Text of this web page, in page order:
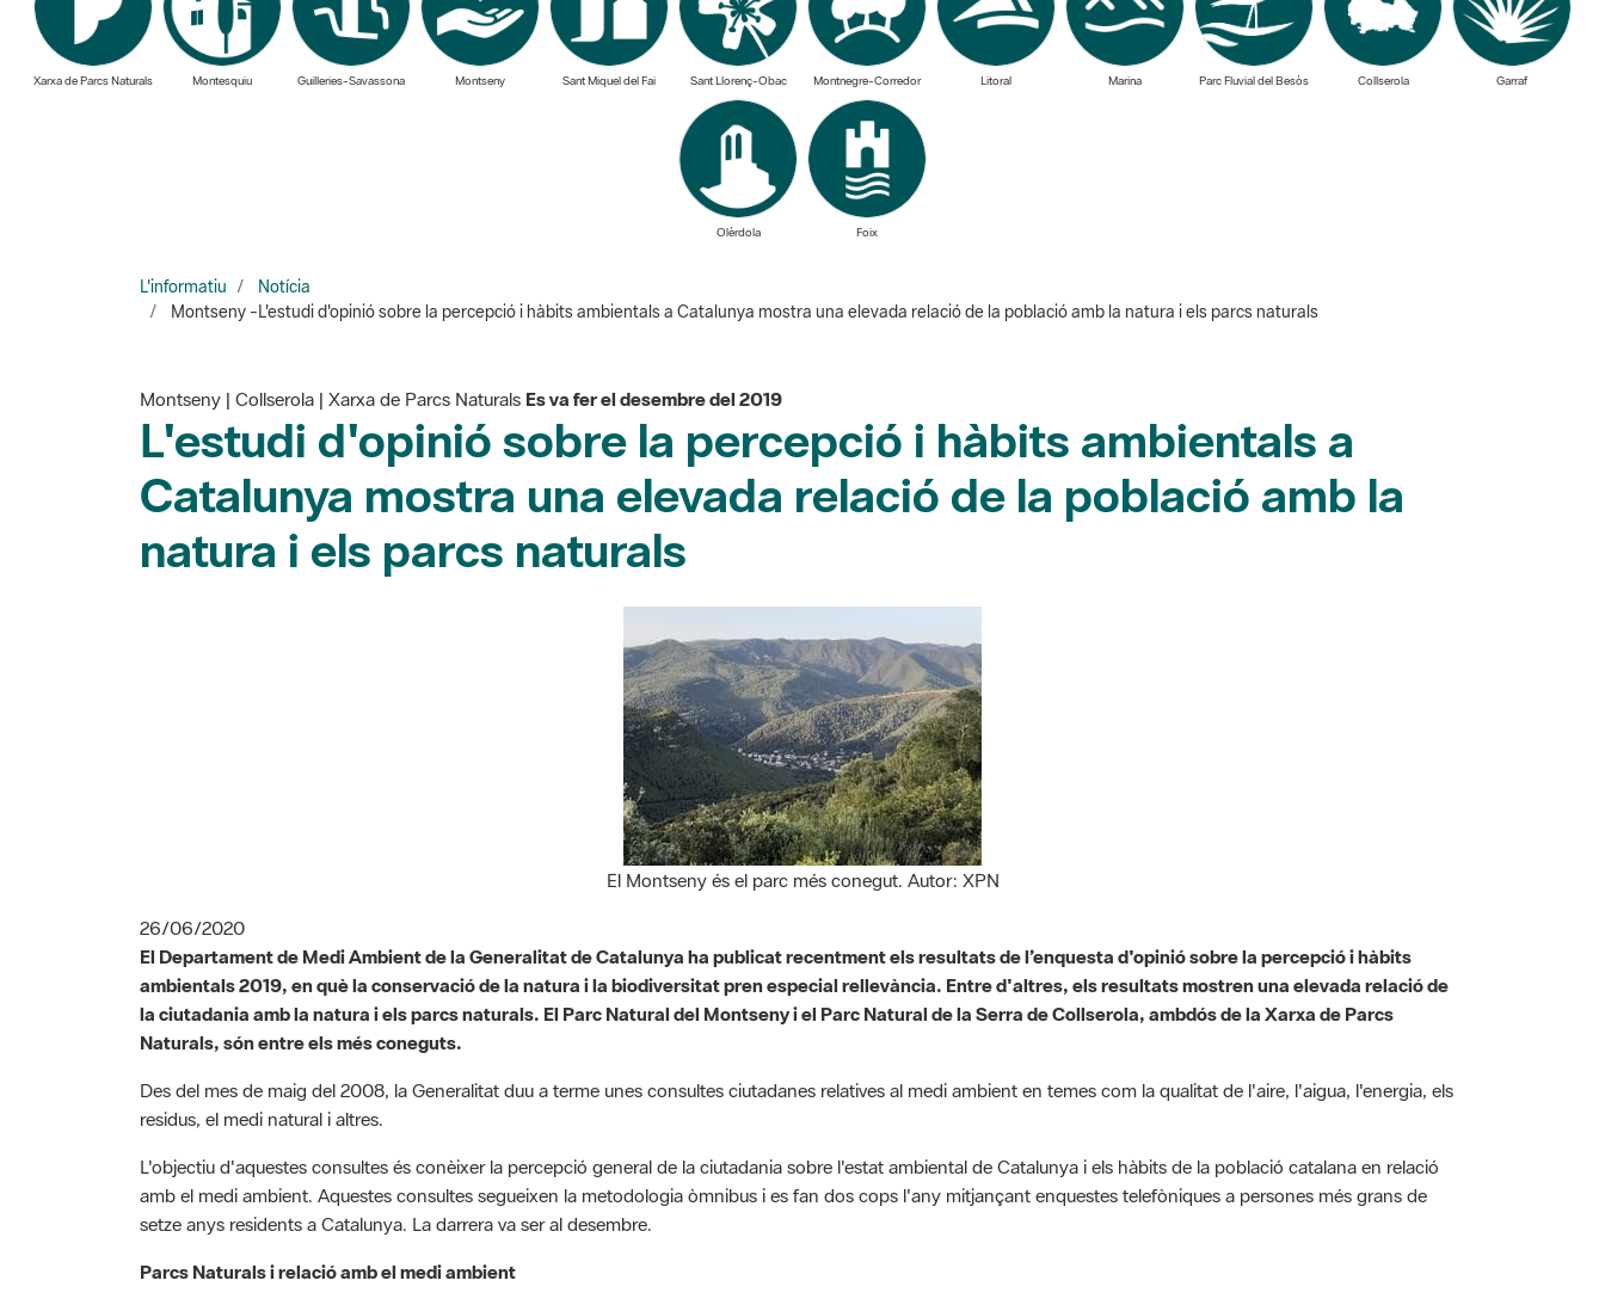
Xarxa de Parcs Naturals Montesquiu Guilleries-Savassona Montseny Sant Miquel del Fai Sant Llorenç-Obac Montnegre-Corredor Litoral Marina Parc Fluvial del Besòs Collserola Garraf
Olèrdola Foix
L'informatiu
Notícia
Montseny -L'estudi d'opinió sobre la percepció i hàbits ambientals a Catalunya mostra una elevada relació de la població amb la natura i els parcs naturals
Montseny | Collserola | Xarxa de Parcs Naturals Es va fer el desembre del 2019
L'estudi d'opinió sobre la percepció i hàbits ambientals a
Catalunya mostra una elevada relació de la població amb la
natura i els parcs naturals
El Montseny és el parc més conegut. Autor: XPN
26/06/2020
El Departament de Medi Ambient de la Generalitat de Catalunya ha publicat recentment els resultats de l’enquesta d'opinió sobre la percepció i hàbits
ambientals 2019, en què la conservació de la natura i la biodiversitat pren especial rellevància. Entre d'altres, els resultats mostren una elevada relació de
la ciutadania amb la natura i els parcs naturals. El Parc Natural del Montseny i el Parc Natural de la Serra de Collserola, ambdós de la Xarxa de Parcs
Naturals, són entre els més coneguts.
Des del mes de maig del 2008, la Generalitat duu a terme unes consultes ciutadanes relatives al medi ambient en temes com la qualitat de l'aire, l'aigua, l'energia, els
residus, el medi natural i altres.
L'objectiu d'aquestes consultes és conèixer la percepció general de la ciutadania sobre l'estat ambiental de Catalunya i els hàbits de la població catalana en relació
amb el medi ambient. Aquestes consultes segueixen la metodologia òmnibus i es fan dos cops l'any mitjançant enquestes telefòniques a persones més grans de
setze anys residents a Catalunya. La darrera va ser al desembre.
Parcs Naturals i relació amb el medi ambient